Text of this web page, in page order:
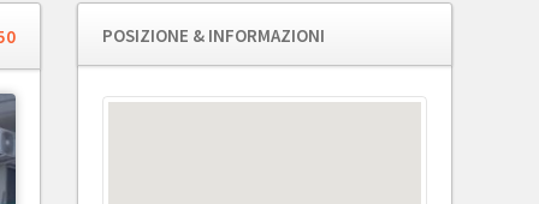
POSIZIONE & INFORMAZIONI